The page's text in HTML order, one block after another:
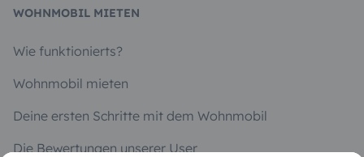
WOHNMOBIL MIETEN
Wie funktionierts?
Wohnmobil mieten
Deine ersten Schritte mit dem Wohnmobil
Die Bewertungen unserer User